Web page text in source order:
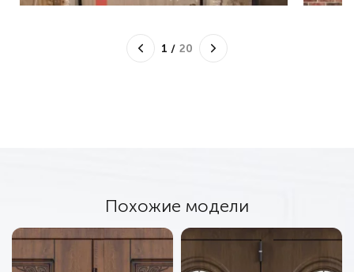
1 / 20
Похожие модели